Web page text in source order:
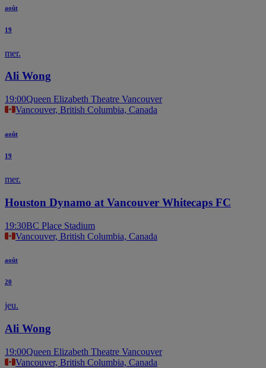
août
19
mer.
Ali Wong
19:00Queen Elizabeth Theatre Vancouver
Vancouver, British Columbia, Canada
août
19
mer.
Houston Dynamo at Vancouver Whitecaps FC
19:30BC Place Stadium
Vancouver, British Columbia, Canada
août
20
jeu.
Ali Wong
19:00Queen Elizabeth Theatre Vancouver
Vancouver, British Columbia, Canada